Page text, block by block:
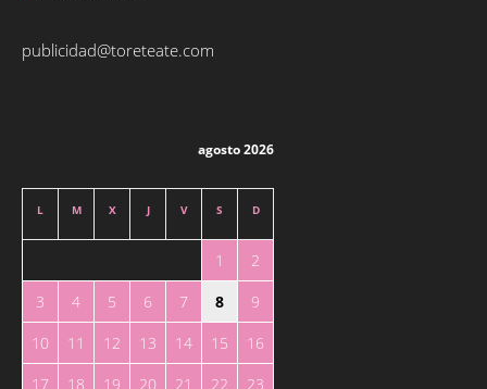
publicidad@toreteate.com
agosto 2026
L M X J V S D
1
2
3
4 5 6 7 8
9
10
11 12 13 14 15
16
17
18 19 20 21 22
23